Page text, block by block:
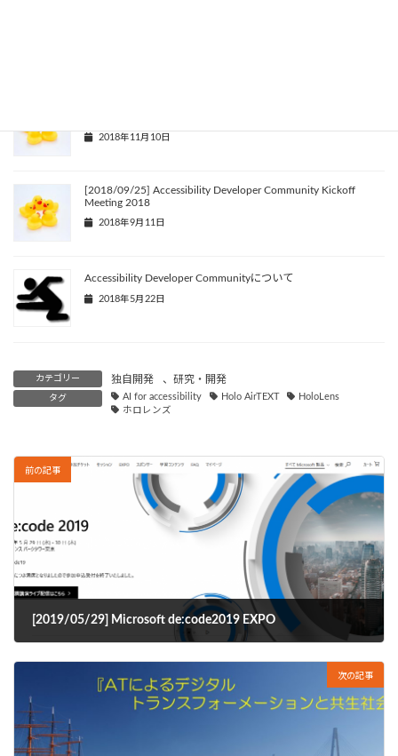
2018年11月10日
[2018/09/25] Accessibility Developer Community Kickoff
Meeting 2018
2018年9月11日
Accessibility Developer Communityについて
2018年5月22日
カテゴリー 独自開発 、 研究・開発
タグ AI for accessibility Holo AirTEXT
HoloLens
ホロレンズ
前の記事
[2019/05/29] Microsoft de:code2019 EXPO
次の記事